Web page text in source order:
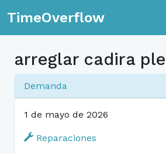
TimeOverflow
arreglar cadira
Demanda
1 de mayo de 2026
Reparaciones